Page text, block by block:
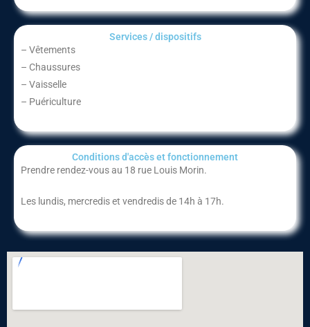
Services / dispositifs​
– Vêtements
– Chaussures
– Vaisselle
– Puériculture
Conditions d'accès et fonctionnement​
Prendre rendez-vous au 18 rue Louis Morin.
Les lundis, mercredis et vendredis de 14h à 17h.